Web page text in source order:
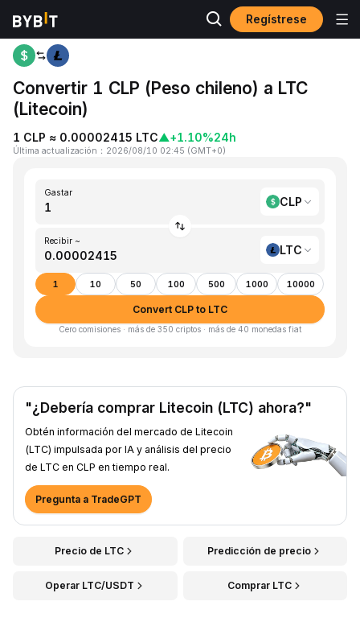
Regístrese
Inicio CLP to LTC
Convertir 1 CLP (Peso chileno) a LTC
(Litecoin)
1 CLP ≈ 0.00002415 LTC▲+1.10%24h
Última actualización ： 2026/08/10 02:45 (GMT+0)
Gastar
CLP
Recibir ~
LTC
1 10 50 100 500 1000 10000
Convert CLP to LTC
Cero comisiones · más de 350 criptos · más de 40 monedas fiat
"¿Debería comprar Litecoin (LTC) ahora?"
Obtén información del mercado de Litecoin
(LTC) impulsada por IA y análisis del precio
de LTC en CLP en tiempo real.
Pregunta a TradeGPT
Precio de LTC Predicción de precio
Operar LTC/USDT Comprar LTC